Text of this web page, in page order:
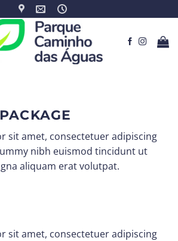
sit amet, consectetuer adipiscing
nibh euismod tincidunt ut
aliquam erat volutpat.
sit amet, consectetuer adipiscing